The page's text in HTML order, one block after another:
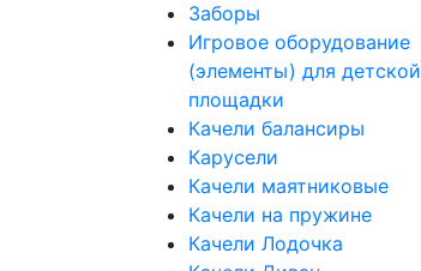
Заборы
Игровое оборудование
(элементы) для детской
площадки
Качели балансиры
Карусели
Качели маятниковые
Качели на пружине
Качели Лодочка